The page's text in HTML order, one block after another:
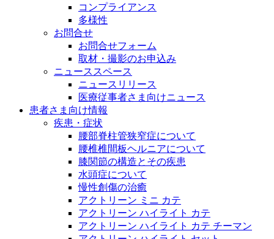
コンプライアンス
多様性
お問合せ
お問合せフォーム
取材・撮影のお申込み
ニューススペース
ニュースリリース
医療従事者さま向けニュース
患者さま向け情報
疾患・症状
腰部脊柱管狭窄症について
腰椎椎間板ヘルニアについて
膝関節の構造とその疾患
水頭症について
慢性創傷の治癒
アクトリーン ミニ カテ
アクトリーン ハイライト カテ
アクトリーン ハイライト カテ チーマン